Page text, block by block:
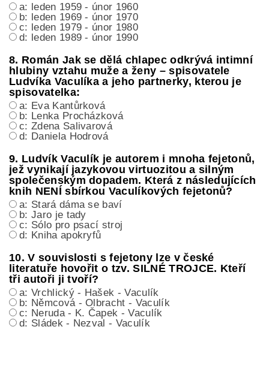
a: leden 1959 - únor 1960
b: leden 1969 - únor 1970
c: leden 1979 - únor 1980
d: leden 1989 - únor 1990
8. Román Jak se dělá chlapec odkrývá intimní
hlubiny vztahu muže a ženy – spisovatele
Ludvíka Vaculíka a jeho partnerky, kterou je
spisovatelka:
a: Eva Kantůrková
b: Lenka Procházková
c: Zdena Salivarová
d: Daniela Hodrová
9. Ludvík Vaculík je autorem i mnoha fejetonů,
jež vynikají jazykovou virtuozitou a silným
společenským dopadem. Která z následujících
knih NENÍ sbírkou Vaculíkových fejetonů?
a: Stará dáma se baví
b: Jaro je tady
c: Sólo pro psací stroj
d: Kniha apokryfů
10. V souvislosti s fejetony lze v české
literatuře hovořit o tzv. SILNÉ TROJCE. Kteří
tři autoři ji tvoří?
a: Vrchlický - Hašek - Vaculík
b: Němcová - Olbracht - Vaculík
c: Neruda - K. Čapek - Vaculík
d: Sládek - Nezval - Vaculík